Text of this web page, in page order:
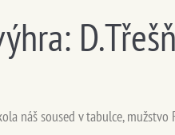
náš soused v tabulce,